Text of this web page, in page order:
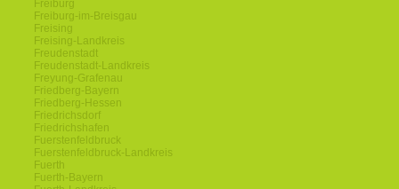
Freiburg
Freiburg-im-Breisgau
Freising
Freising-Landkreis
Freudenstadt
Freudenstadt-Landkreis
Freyung-Grafenau
Friedberg-Bayern
Friedberg-Hessen
Friedrichsdorf
Friedrichshafen
Fuerstenfeldbruck
Fuerstenfeldbruck-Landkreis
Fuerth
Fuerth-Bayern